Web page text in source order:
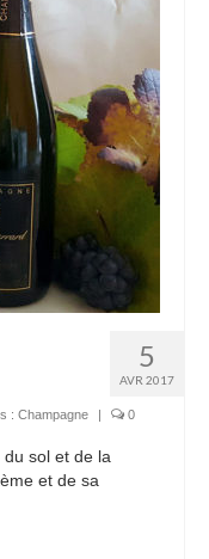
5
AVR 2017
: Champagne | 0
sol et de la
et de sa